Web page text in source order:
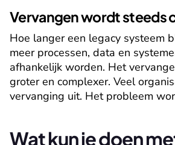
Vervangen wordt steeds
Hoe langer een legacy systeem
meer processen, data en
afhankelijk worden. Het
groter en complexer. Veel
vervanging uit. Het probleem
Wat kun je doen